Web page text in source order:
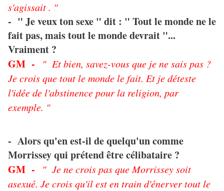
s'agissait . "
- " Je veux ton sexe " dit : " Tout le monde ne le
fait pas, mais tout le monde devrait "...
Vraiment ?
GM -
" Et bien, savez-vous que je ne sais pas ?
Je crois que tout le monde le fait. Et je déteste
l'idée de l'abstinence pour la religion, par
exemple. "
- Alors qu'en est-il de quelqu'un comme
Morrissey qui prétend être célibataire ?
GM -
" Je ne crois pas que Morrissey soit
asexué. Je crois qu'il est en train d'énerver tout le